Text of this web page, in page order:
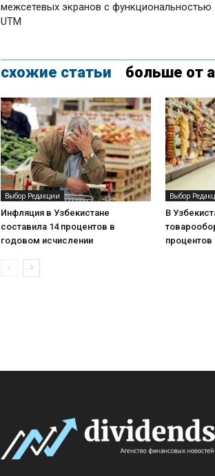
межсетевых экранов с функциональностью
UTM
схожие статьи больше от
Выбор Редакции
Инфляция в Узбекистане
составила 14 процентов в
годовом исчислении
Выбор
В
процентов